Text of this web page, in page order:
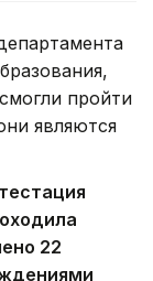
пройти
являются
22